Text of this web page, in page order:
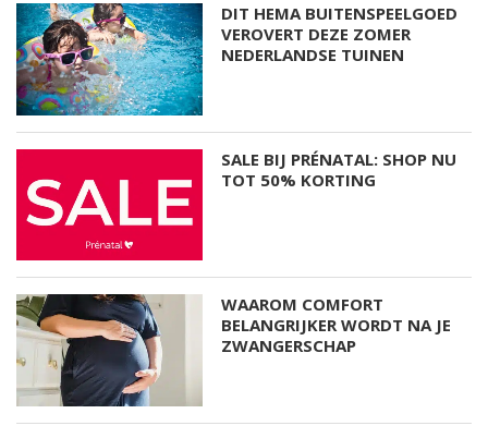
DIT HEMA BUITENSPEELGOED
VEROVERT DEZE ZOMER
NEDERLANDSE TUINEN
SALE BIJ PRÉNATAL: SHOP NU
TOT 50% KORTING
WAAROM COMFORT
BELANGRIJKER WORDT NA JE
ZWANGERSCHAP